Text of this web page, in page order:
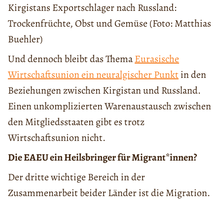
Kirgistans Exportschlager nach Russland:
Trockenfrüchte, Obst und Gemüse (Foto: Matthias
Buehler)
Und dennoch bleibt das ThemaEurasische
Wirtschaftsunion ein neuralgischer Punktin den
Beziehungen zwischen Kirgistan und Russland.
Einen unkomplizierten Warenaustausch zwischen
den Mitgliedsstaaten gibt es trotz
Wirtschaftsunion nicht.
Die EAEU ein Heilsbringer für Migrant*innen?
Der dritte wichtige Bereich in der
Zusammenarbeit beider Länder ist die Migration.